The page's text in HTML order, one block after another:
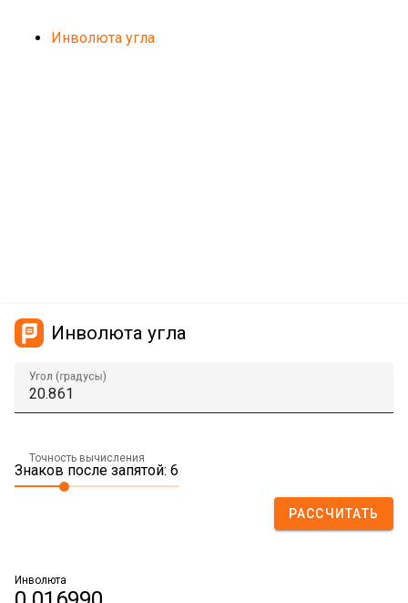
Инволюта угла
Инволюта угла
Угол (градусы)
Точность вычисления
Знаков после запятой: 6
РАССЧИТАТЬ
Инволюта